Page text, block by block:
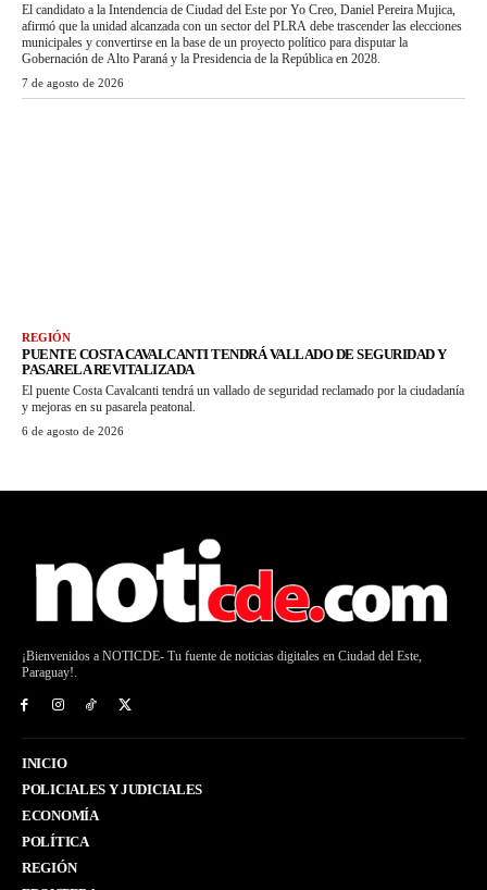
El candidato a la Intendencia de Ciudad del Este por Yo Creo, Daniel Pereira Mujica,
afirmó que la unidad alcanzada con un sector del PLRA debe trascender las elecciones
municipales y convertirse en la base de un proyecto político para disputar la
Gobernación de Alto Paraná y la Presidencia de la República en 2028.
7 de agosto de 2026
REGIÓN
PUENTE COSTA CAVALCANTI TENDRÁ VALLADO DE SEGURIDAD Y
PASARELA REVITALIZADA
El puente Costa Cavalcanti tendrá un vallado de seguridad reclamado por la ciudadanía
y mejoras en su pasarela peatonal.
6 de agosto de 2026
¡Bienvenidos a NOTICDE- Tu fuente de noticias digitales en Ciudad del Este,
Paraguay!.
INICIO
POLICIALES Y JUDICIALES
ECONOMÍA
POLÍTICA
REGIÓN